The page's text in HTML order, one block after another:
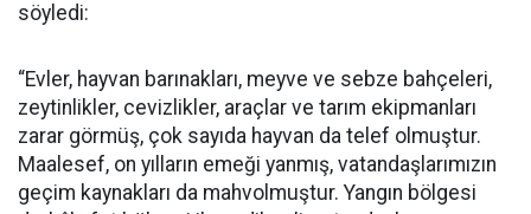
söyledi:
“Evler, hayvan barınakları, meyve ve sebze bahçeleri,
zeytinlikler, cevizlikler, araçlar ve tarım ekipmanları
zarar görmüş, çok sayıda hayvan da telef olmuştur.
Maalesef, on yılların emeği yanmış, vatandaşlarımızın
geçim kaynakları da mahvolmuştur. Yangın bölgesi